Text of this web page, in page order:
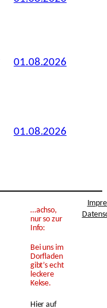
01.08.2026
01.08.2026
…achso,
nur so zur
Info:
Bei uns im
Dorfladen
gibt’s echt
leckere
Kekse.
Hier auf